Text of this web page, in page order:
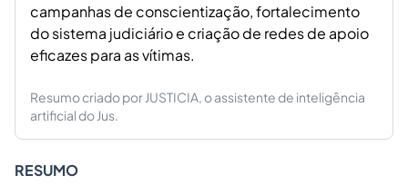
campanhas de conscientização, fortalecimento
do sistema judiciário e criação de redes de apoio
eficazes para as vítimas.
Resumo criado por JUSTICIA, o assistente de inteligência
artificial do Jus.
RESUMO